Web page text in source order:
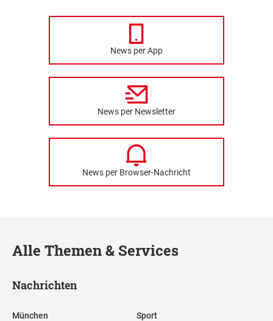
News per App
News per Newsletter
News per Browser-Nachricht
Alle Themen & Services
Nachrichten
München Sport